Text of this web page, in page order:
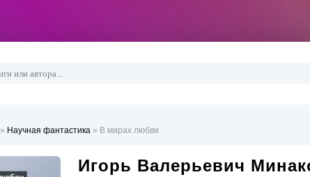
» Научная фантастика » В мирах любви
Игорь Валерьевич